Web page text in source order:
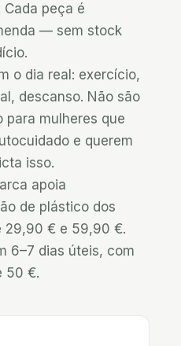
peça é
— sem stock
o dia real: exercício,
descanso. Não são
para mulheres que
e querem
isso.
apoia
de plástico dos
29,90 € e 59,90 €.
6–7 dias úteis, com
50 €.